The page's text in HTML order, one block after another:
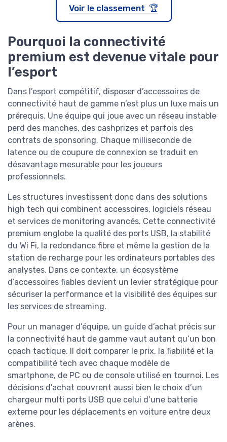
Voir le classement 🏆
Pourquoi la connectivité
premium est devenue vitale pour
l’esport
Dans l’esport compétitif, disposer d’accessoires de
connectivité haut de gamme n’est plus un luxe mais un
prérequis. Une équipe qui joue avec un réseau instable
perd des manches, des cashprizes et parfois des
contrats de sponsoring. Chaque milliseconde de
latence ou de coupure de connexion se traduit en
désavantage mesurable pour les joueurs
professionnels.
Les structures investissent donc dans des solutions
high tech qui combinent accessoires, logiciels réseau
et services de monitoring avancés. Cette connectivité
premium englobe la qualité des ports USB, la stabilité
du Wi Fi, la redondance fibre et même la gestion de la
station de recharge pour les ordinateurs portables des
analystes. Dans ce contexte, un écosystème
d’accessoires fiables devient un levier stratégique pour
sécuriser la performance et la visibilité des équipes sur
les services de streaming.
Pour un manager d’équipe, un guide d’achat précis sur
la connectivité haut de gamme vaut autant qu’un bon
coach tactique. Il doit comparer le prix, la fiabilité et la
compatibilité tech avec chaque modèle de
smartphone, de PC ou de console utilisé en tournoi. Les
décisions d’achat couvrent aussi bien le choix d’un
chargeur multi ports USB que celui d’une batterie
externe pour les déplacements en voiture entre deux
arènes.